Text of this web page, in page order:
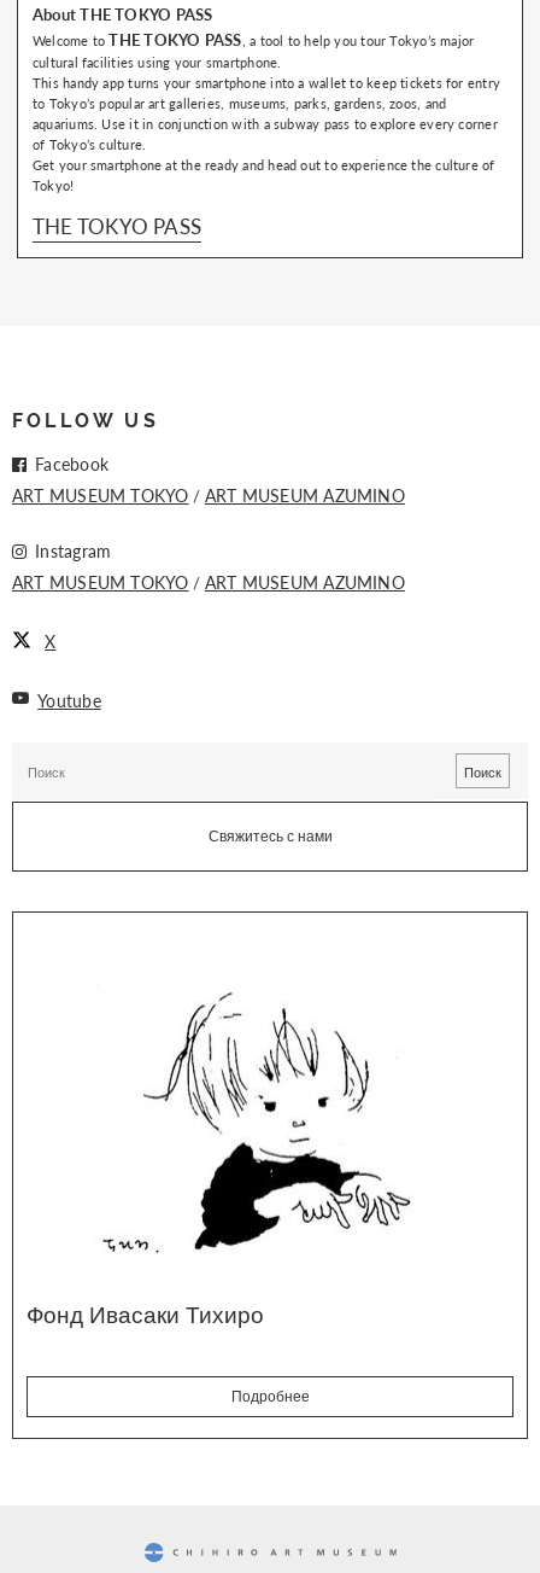
About THE TOKYO PASS
Welcome toTHE TOKYO PASS , a tool to help you tour Tokyo’s major
cultural facilities using your smartphone.
This handy app turns your smartphone into a wallet to keep tickets for entry
to Tokyo’s popular art galleries, museums, parks, gardens, zoos, and
aquariums. Use it in conjunction with a subway pass to explore every corner
of Tokyo’s culture.
Get your smartphone at the ready and head out to experience the culture of
Tokyo!
THE TOKYO PASS
FOLLOW US
Facebook
ART MUSEUM TOKYO
ART MUSEUM AZUMINO
Instagram
ART MUSEUM TOKYO
ART MUSEUM AZUMINO
X
Youtube
Свяжитесь с нами
Фонд Ивасаки Тихиро
Подробнее